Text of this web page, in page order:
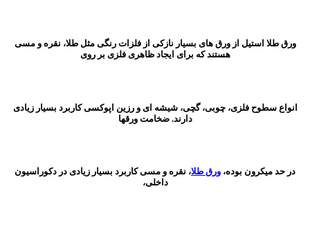
ورق طلا استیل از ورق های بسیار نازکی از فلزات رنگی مثل طلا، نقره و مسی
هستند که برای ایجاد ظاهری فلزی بر روی
انواع سطوح فلزی، چوبی، گچی، شیشه ای و رزین اپوکسی کاربرد بسیار زیادی
دارند. ضخامت ورقها
در حد میکرون بوده، ورق طلا، نقره و مسی کاربرد بسیار زیادی در دکوراسیون
داخلی،